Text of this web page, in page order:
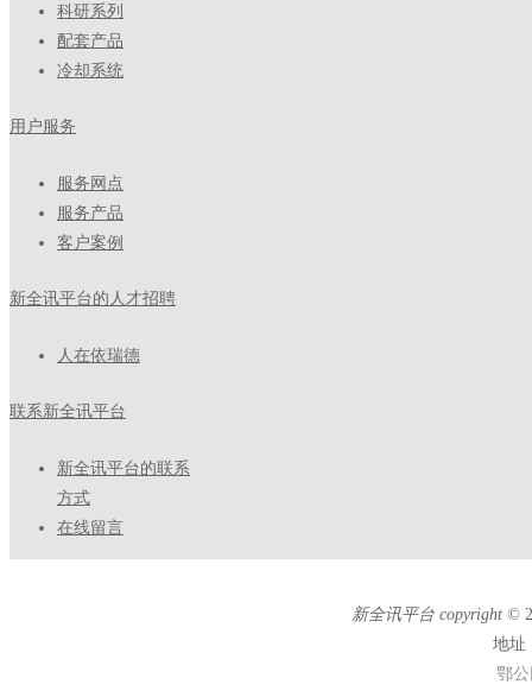
科研系列
配套产品
冷却系统
用户服务
服务网点
服务产品
客户案例
新全讯平台的人才招聘
人在依瑞德
联系新全讯平台
新全讯平台的联系
方式
在线留言
新全讯平台 copyright ©
地址
鄂